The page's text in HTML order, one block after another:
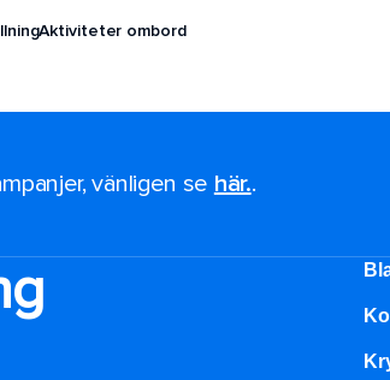
Aktiviteter ombord
vänligen se här..